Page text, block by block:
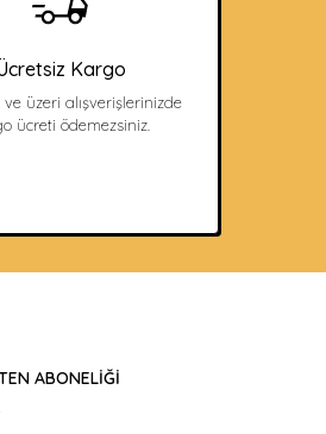
Kargo
üzeri alışverişlerinizde
ücreti ödemezsiniz.
ABONELIĞI